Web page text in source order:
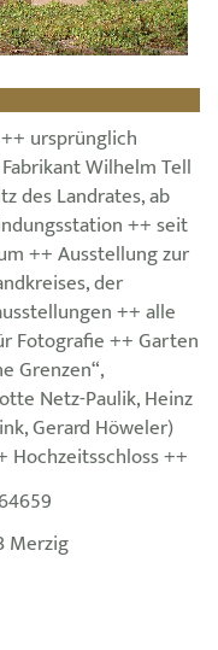
ursprünglich
Wilhelm Tell
des Landrates, ab
++ seit
++ Ausstellung zur
der
++ alle
Fotografie ++ Garten
Grenzen“,
Netz-Paulik, Heinz
Gerard Höweler)
Hochzeitsschloss ++
Merzig